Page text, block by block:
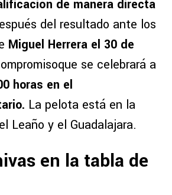
de manera directa
del resultado ante los
Miguel Herrera el 30 de
se celebrará a
horas en el
La pelota está en la
Leaño y el Guadalajara.
en la tabla de